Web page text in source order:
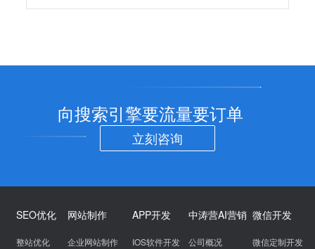
向搜索引擎要流量要订单
立刻咨询
SEO优化
整站优化
网站制作
企业网站制作
APP开发
IOS软件开发
中涛营AI营销
公司概况
微信开发
微信定制开发